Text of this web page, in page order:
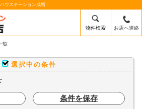
ウステーション成増
物件検索 お店へ連絡
覧
選択中の条件
条件を保存